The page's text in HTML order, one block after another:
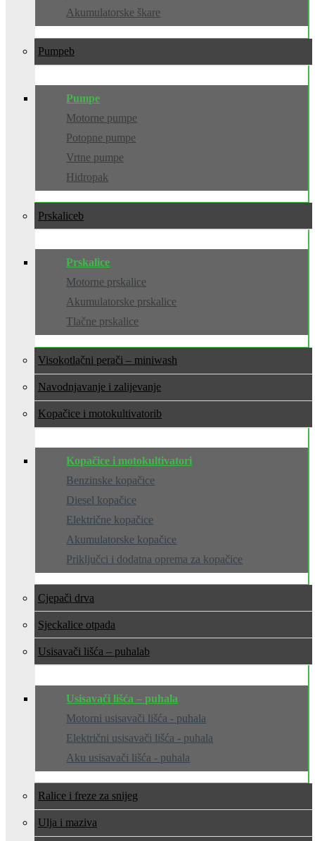
Akumulatorske škare
Pumpe
Pumpe
Motorne pumpe
Potopne pumpe
Vrtne pumpe
Hidropak
Prskalice
Prskalice
Motorne prskalice
Akumulatorske prskalice
Tlačne prskalice
Visokotlačni perači – miniwash
Navodnjavanje i zalijevanje
Kopačice i motokultivatori
Kopačice i motokultivatori
Benzinske kopačice
Diesel kopačice
Električne kopačice
Akumulatorske kopačice
Priključci i dodatna oprema za kopačice
Cjepači drva
Sjeckalice otpada
Usisavači lišća – puhala
Usisavači lišća – puhala
Motorni usisavači lišća - puhala
Električni usisavači lišća - puhala
Aku usisavači lišća - puhala
Ralice i freze za snijeg
Ulja i maziva